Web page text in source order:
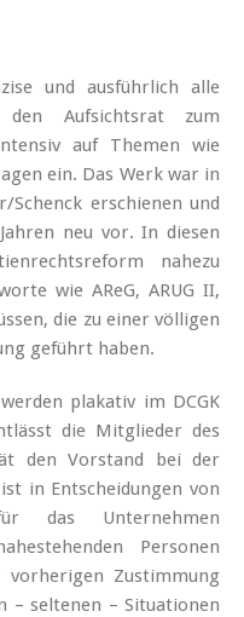
und ausführlich alle
Aufsichtsrat zum
auf Themen wie
ein. Das Werk war in
erschienen und
neu vor. In diesen
nahezu
wie AReG, ARUG II,
die zu einer völligen
geführt haben.
plakativ im DCGK
die Mitglieder des
den Vorstand bei der
in Entscheidungen von
das Unternehmen
Personen
Zustimmung
– seltenen – Situationen